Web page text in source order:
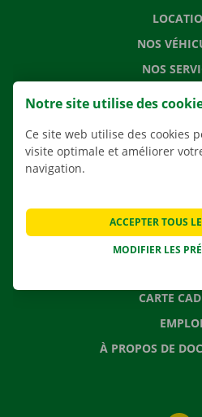
NOS
NOS
AGENCES
SOLUTIONS DE
CONTACTEZ
QUESTIONS
CARTE
EMPLOI
À PROPOS DE
Notre site utilise des
Ce site web utilise des cookies
visite optimale et améliorer
navigation.
MODIFIER LES
ACCEPTER TOUS